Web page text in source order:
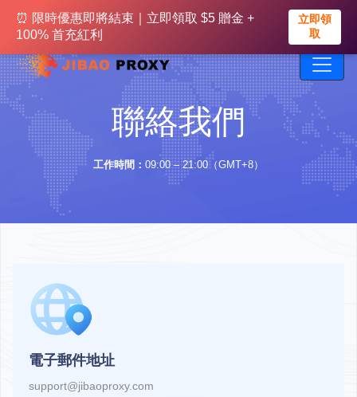
⏰ 限時優惠即將結束｜立即領取 500M免費流量
+ 20% 首充紅利
立即領
取
⏰ 限時優惠即將結束｜立即領取 $5 贈金 +
100% 首充紅利
立即領
取
聯絡我們
工作時間： 09:00 – 21:00（GMT+8）
電子郵件地址
support@jibaoproxy.com